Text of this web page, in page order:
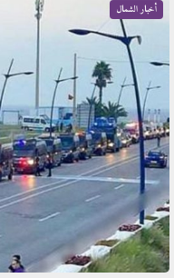
أخبار الشمال